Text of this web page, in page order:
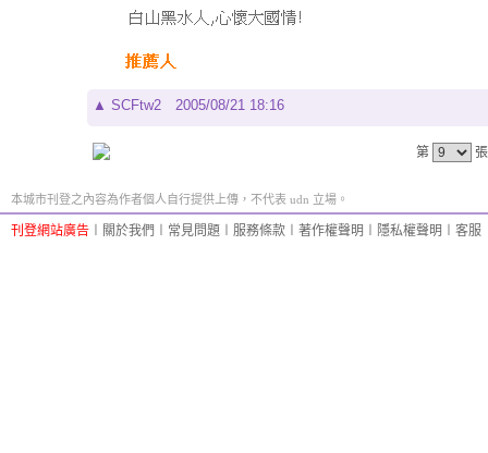
▲ SCFtw2 2005/08/21 18:16
第
本城市刊登之內容為作者個人自行提供上傳，不代表 udn 立場。
刊登網站廣告 關於我們 常見問題 服務條款 著作權聲明 隱私權聲明 客服